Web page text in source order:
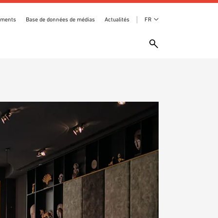
Base de données de médias Actualités FR